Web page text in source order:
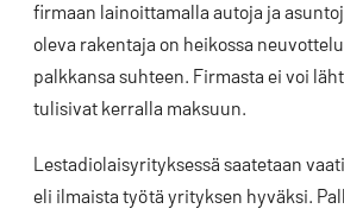
firmaan lainoittamalla autoja ja
oleva rakentaja on heikossa
palkkansa suhteen. Firmasta ei voi
tulisivat kerralla maksuun.
Lestadiolaisyrityksessä saatetaan
eli ilmaista työtä yrityksen hyväksi.